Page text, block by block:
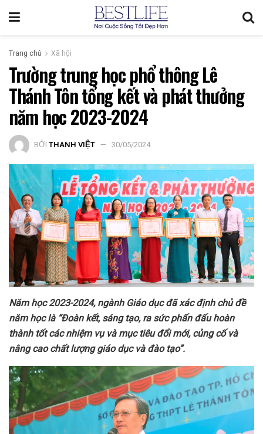
Trang chủ Xã hội
Trường trung học phổ thông Lê
Thánh Tôn tổng kết và phát thưởng
năm học 2023-2024
BỞI THANH VIỆT 30/05/2024
Năm học 2023-2024, ngành Giáo dục đã xác định chủ đề
năm học là “Đoàn kết, sáng tạo, ra sức phấn đấu hoàn
thành tốt các nhiệm vụ và mục tiêu đổi mới, củng cố và
nâng cao chất lượng giáo dục và đào tạo”.